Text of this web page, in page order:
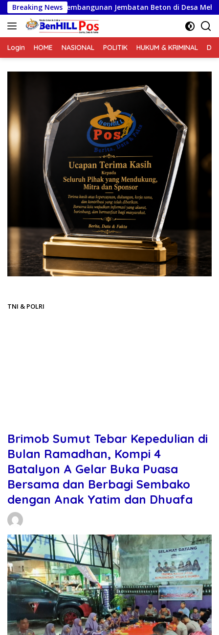
Langsung
ke
konten
Breaking News
Jembatan Beton di Desa Mehaga, Perkuat Akses
Login HOME NASIONAL POLITIK HUKUM & KRIMINAL
TNI & POLRI
Brimob Sumut Tebar Kepedulian di
Bulan Ramadhan, Kompi 4
Batalyon A Gelar Buka Puasa
Bersama dan Berbagi Sembako
dengan Anak Yatim dan Dhuafa